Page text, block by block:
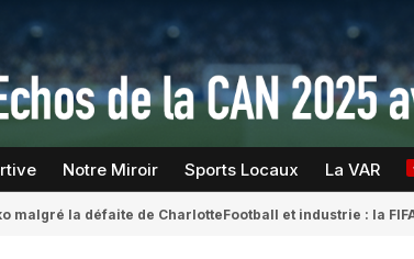
Notre Miroir Sports Locaux La VAR
malgré la défaite de CharlotteFootball et industrie : la